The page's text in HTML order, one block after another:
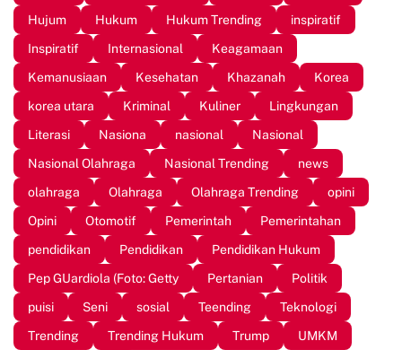
Hujum
Hukum Hukum Trending
inspiratif
Inspiratif
Internasional
Keagamaan
Kemanusiaan
Kesehatan Khazanah
Korea
korea utara
Kriminal Kuliner
Lingkungan
Literasi
Nasiona nasional
Nasional
Nasional Olahraga
Nasional Trending
news
olahraga
Olahraga Olahraga Trending
opini
Opini
Otomotif Pemerintah
Pemerintahan
pendidikan
Pendidikan
Pendidikan Hukum
Pep GUardiola (Foto: Getty
Pertanian
Politik
puisi
Seni sosial Teending
Teknologi
Trending
Trending Hukum Trump
UMKM